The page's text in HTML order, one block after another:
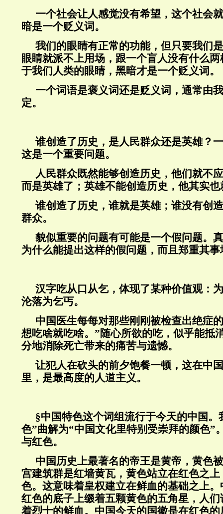
一个社会让人感觉没有希望，这个社会
暗是一个贬义词。
我们的眼睛有正常的功能，但只要我们
眼睛就派不上用场，跟一个盲人没有什么
于我们人类的眼睛，黑暗才是一个贬义词。
一个词语是褒义词还是贬义词，通常由
定。
谁创造了历史，是人民群众还是英雄？
这是一个重要问题。
人民群众既然能够创造历史，他们就不
而是英雄了；英雄不能创造历史，他其实
谁创造了历史，谁就是英雄；谁没有创
群众。
貌似重要的问题有可能是一个假问题。
为什么能提出这样的假问题，而且郑重其
汉字吃从口从乞，体现了某种价值观：
沦落为乞丐。
中国医生每每对那些刚刚被检查出绝症
想吃啥就吃啥。”随心所欲的吃，似乎能抵
分地消除死亡带来的痛苦与遗憾。
让犯人在砍头的前夕饱餐一顿，这在中
里，是最高度的人道主义。
§中国特色这个词组流行于今天的中国。
色”曲解为“中国文化里特别受崇拜的颜色”
与红色。
中国历史上最著名的帝王是黄帝，黄色
宫建筑群是红墙黄瓦，黄色站立在红色之
色。这意味着皇权建立在鲜血的基础之上
红色的底子上缀着五颗黄色的五角星，人
着烈士的鲜血。中国今天的国徽是在红色